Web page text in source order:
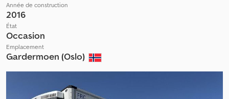
Année de construction
2016
État
Occasion
Emplacement
Gardermoen (Oslo)